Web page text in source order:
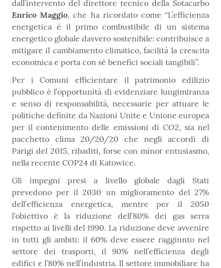
dall’intervento del direttore tecnico della Sotacarbo
Enrico Maggio, che ha ricordato come “L’efficienza
energetica è il primo combustibile di un sistema
energetico globale davvero sostenibile: contribuisce a
mitigare il cambiamento climatico, facilità la crescita
economica e porta con sé benefici sociali tangibili”.
Per i Comuni efficientare il patrimonio edilizio
pubblico è l’opportunità di evidenziare lungimiranza
e senso di responsabilità, necessarie per attuare le
politiche definite da Nazioni Unite e Unione europea
per il contenimento delle emissioni di CO2, sia nel
pacchetto clima 20/20/20 che negli accordi di
Parigi del 2015, ribaditi, forse con minor entusiasmo,
nella recente COP24 di Katowice.
Gli impegni presi a livello globale dagli Stati
prevedono per il 2030 un miglioramento del 27%
dell’efficienza energetica, mentre per il 2050
l’obiettivo è la riduzione dell’80% dei gas serra
rispetto ai livelli del 1990. La riduzione deve avvenire
in tutti gli ambiti: il 60% deve essere raggiunto nel
settore dei trasporti, il 90% nell’efficienza degli
edifici e l’80% nell’industria. Il settore immobiliare ha